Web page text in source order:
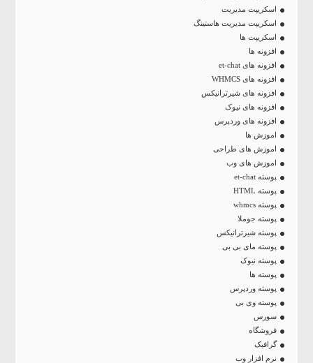
اسکریپت مدیریت
اسکریپت مدیریت هاستینگ
اسکریپت ها
افزونه ها
افزونه های et-chat
افزونه های WHMCS
افزونه های شیرترانیکس
افزونه های نیوک
افزونه های وردپرس
اموزش ها
اموزش های طراحی
اموزش های وب
پوسته et-chat
پوسته HTML
پوسته whmcs
پوسته جوملا
پوسته شیرترانیکس
پوسته مای بی بی
پوسته نیوک
پوسته ها
پوسته وردپرس
پوسته وی بی
سورس
فروشگاه
گرافیک
نرم افزار وب